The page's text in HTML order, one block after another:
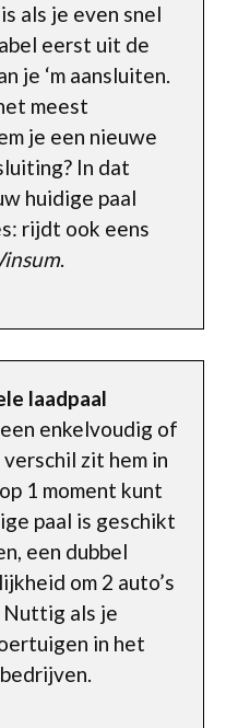
als je even snel
eerst uit de
je ‘m aansluiten.
meest
je een nieuwe
In dat
huidige paal
rijdt ook eens
.
laadpaal
enkelvoudig of
zit hem in
1 moment kunt
paal is geschikt
een dubbel
om 2 auto’s
als je
in het